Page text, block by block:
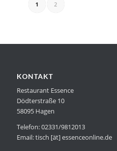
1 2
KONTAKT
Restaurant Essence
Dödterstraße 10
58095 Hagen
Telefon: 02331/9812013
Email: tisch [ät] essenceonline.de